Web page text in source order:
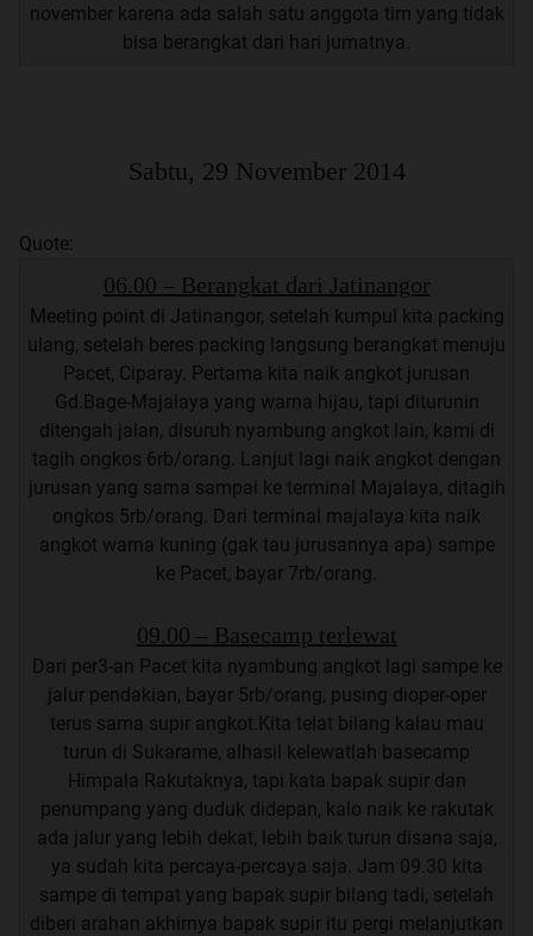
november karena ada salah satu anggota tim yang tidak
bisa berangkat dari hari jumatnya.
Sabtu, 29 November 2014
Quote:
06.00 – Berangkat dari Jatinangor
Meeting point di Jatinangor, setelah kumpul kita packing
ulang, setelah beres packing langsung berangkat menuju
Pacet, Ciparay. Pertama kita naik angkot jurusan
Gd.Bage-Majalaya yang warna hijau, tapi diturunin
ditengah jalan, disuruh nyambung angkot lain, kami di
tagih ongkos 6rb/orang. Lanjut lagi naik angkot dengan
jurusan yang sama sampai ke terminal Majalaya, ditagih
ongkos 5rb/orang. Dari terminal majalaya kita naik
angkot warna kuning (gak tau jurusannya apa) sampe
ke Pacet, bayar 7rb/orang.
09.00 – Basecamp terlewat
Dari per3-an Pacet kita nyambung angkot lagi sampe ke
jalur pendakian, bayar 5rb/orang, pusing dioper-oper
terus sama supir angkot.Kita telat bilang kalau mau
turun di Sukarame, alhasil kelewatlah basecamp
Himpala Rakutaknya, tapi kata bapak supir dan
penumpang yang duduk didepan, kalo naik ke rakutak
ada jalur yang lebih dekat, lebih baik turun disana saja,
ya sudah kita percaya-percaya saja. Jam 09.30 kita
sampe di tempat yang bapak supir bilang tadi, setelah
diberi arahan akhirnya bapak supir itu pergi melanjutkan